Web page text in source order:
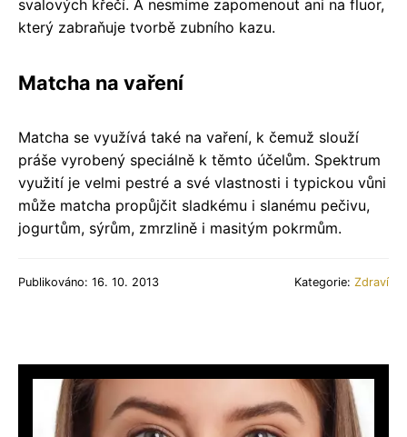
svalových křečí. A nesmíme zapomenout ani na fluor,
který zabraňuje tvorbě zubního kazu.
Matcha na vaření
Matcha se využívá také na vaření, k čemuž slouží
práše vyrobený speciálně k těmto účelům. Spektrum
využití je velmi pestré a své vlastnosti i typickou vůni
může matcha propůjčit sladkému i slanému pečivu,
jogurtům, sýrům, zmrzlině i masitým pokrmům.
Publikováno: 16. 10. 2013 Kategorie: Zdraví